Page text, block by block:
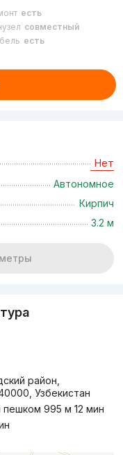
есть
совместный
есть
Нет
Автономное
Кирпич
3.2 м
район,
Узбекистан
пешком 995 м 12 мин